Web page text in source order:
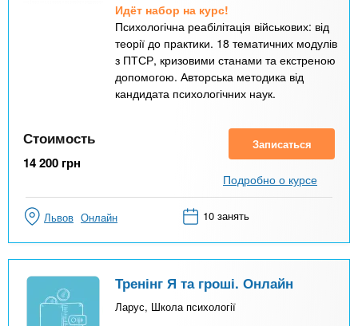
Идёт набор на курс!
Психологічна реабілітація військових: від
теорії до практики. 18 тематичних модулів
з ПТСР, кризовими станами та екстреною
допомогою. Авторська методика від
кандидата психологічних наук.
Стоимость
14 200 грн
Записаться
Подробно о курсе
Львов Онлайн 10 занять
Тренінг Я та гроші. Онлайн
Ларус, Школа психології